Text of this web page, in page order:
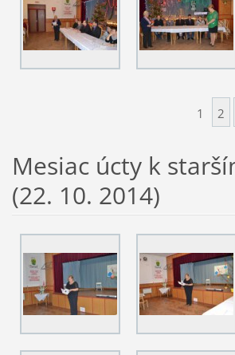
1 2
Mesiac úcty k
(22. 10. 2014)